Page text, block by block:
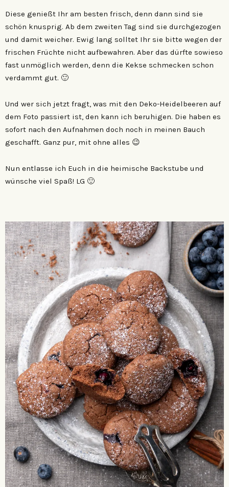
Diese genießt Ihr am besten frisch, denn dann sind sie
schön knusprig. Ab dem zweiten Tag sind sie durchgezogen
und damit weicher. Ewig lang solltet Ihr sie bitte wegen der
frischen Früchte nicht aufbewahren. Aber das dürfte sowieso
fast unmöglich werden, denn die Kekse schmecken schon
verdammt gut. 🙂
Und wer sich jetzt fragt, was mit den Deko-Heidelbeeren auf
dem Foto passiert ist, den kann ich beruhigen. Die haben es
sofort nach den Aufnahmen doch noch in meinen Bauch
geschafft. Ganz pur, mit ohne alles 😉
Nun entlasse ich Euch in die heimische Backstube und
wünsche viel Spaß! LG 🙂